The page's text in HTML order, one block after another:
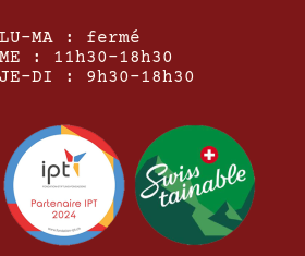
LU-MA : fermé
ME : 11h30-18h30
JE-DI : 9h30-18h30